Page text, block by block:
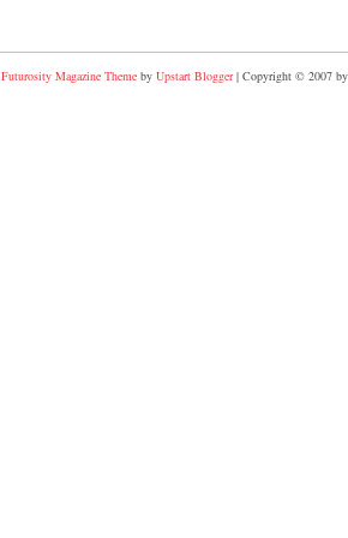
Futurosity Magazine Theme by Upstart Blogger| Copyright © 2007 by